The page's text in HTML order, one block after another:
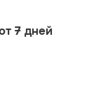
7 дней